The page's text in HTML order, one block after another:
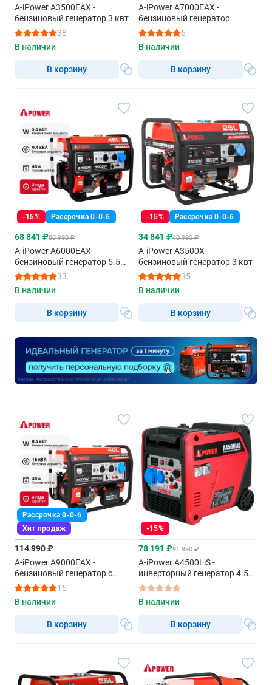
A-iPower A3500EAX -
бензиновый генератор 3 квт
38
В наличии
В корзину
A-iPower A7000EAX -
бензиновый генератор
6
В наличии
В корзину
-15% Рассрочка 0-0-6
68 841 ₽80 990 ₽
A-iPower A6000EAX -
бензиновый генератор 5.5
квт
33
В наличии
В корзину
-15% Рассрочка 0-0-6
34 841 ₽40 990 ₽
A-iPower A3500X -
бензиновый генератор 3 квт
35
В наличии
В корзину
Рассрочка 0-0-6
Хит продаж
114 990 ₽
A-iPower A9000EAX -
бензиновый генератор с
автозапуском
15
В наличии
В корзину
-15%
78 191 ₽91 990 ₽
A-iPower A4500LiS -
инверторный генератор 4.5
квт
В наличии
В корзину